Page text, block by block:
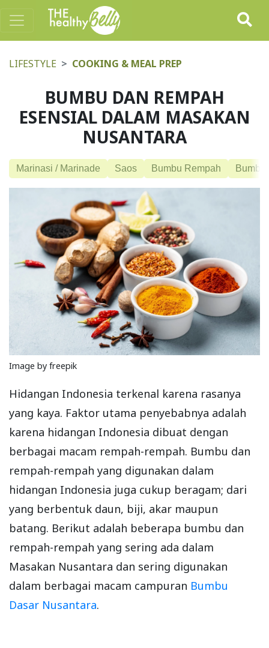
LIFESTYLE COOKING & MEAL PREP
BUMBU DAN REMPAH
ESENSIAL DALAM MASAKAN
NUSANTARA
Marinasi / Marinade Saos Bumbu Rempah Bumbu
Image by freepik
Hidangan Indonesia terkenal karena rasanya
yang kaya. Faktor utama penyebabnya adalah
karena hidangan Indonesia dibuat dengan
berbagai macam rempah-rempah. Bumbu dan
rempah-rempah yang digunakan dalam
hidangan Indonesia juga cukup beragam; dari
yang berbentuk daun, biji, akar maupun
batang. Berikut adalah beberapa bumbu dan
rempah-rempah yang sering ada dalam
Masakan Nusantara dan sering digunakan
dalam berbagai macam campuran Bumbu
Dasar Nusantara.